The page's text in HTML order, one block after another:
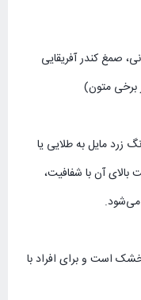
صمغ کندر آفریقایی
برخی متون)
زرد مایل به طلایی یا
آن با شفافیت،
می‌شود.
است و برای افراد با